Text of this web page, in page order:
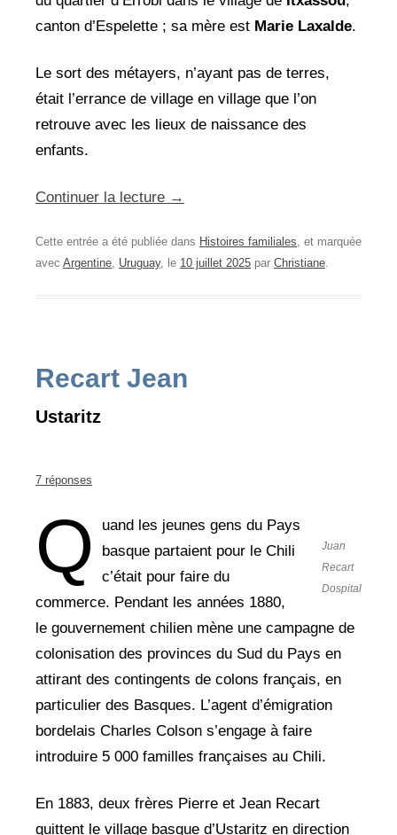
canton d’Espelette ; sa mère est Marie Laxalde.
Le sort des métayers, n’ayant pas de terres,
était l’errance de village en village que l’on
retrouve avec les lieux de naissance des
enfants.
Continuer la lecture →
Cette entrée a été publiée dans Histoires familiales, et marquée
avec Argentine, Uruguay, le 10 juillet 2025 par Christiane.
Recart Jean
Ustaritz
7 réponses
Juan
Recart
Dospital
Q
uand les jeunes gens du Pays
basque partaient pour le Chili
c’était pour faire du
commerce. Pendant les années 1880,
le gouvernement chilien mène une campagne de
colonisation des provinces du Sud du Pays en
attirant des contingents de colons français, en
particulier des Basques. L’agent d’émigration
bordelais Charles Colson s’engage à faire
introduire 5 000 familles françaises au Chili.
En 1883, deux frères Pierre et Jean Recart
quittent le village basque d’Ustaritz en direction